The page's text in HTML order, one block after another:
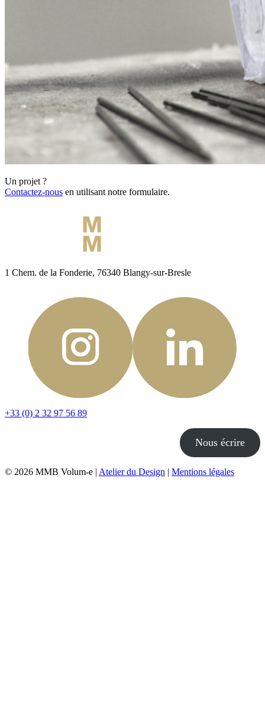
Un projet ?
Contactez-nous en utilisant notre formulaire.
1 Chem. de la Fonderie, 76340 Blangy-sur-Bresle
+33 (0) 2 32 97 56 89
Nous écrire
© 2026 MMB Volum-e | Atelier du Design | Mentions légales